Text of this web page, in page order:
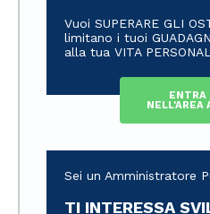
Vuoi SUPERARE GLI
limitano i tuoi
alla tua VITA
ENTRA
NELL'AREA
Sei un Amministratore
TI INTERESSA